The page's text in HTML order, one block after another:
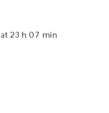
23 h 07 min